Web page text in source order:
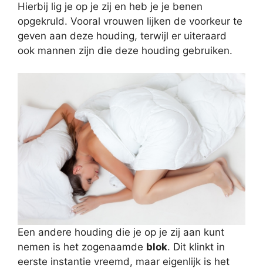
Hierbij lig je op je zij en heb je je benen
opgekruld. Vooral vrouwen lijken de voorkeur te
geven aan deze houding, terwijl er uiteraard
ook mannen zijn die deze houding gebruiken.
Een andere houding die je op je zij aan kunt
nemen is het zogenaamde blok. Dit klinkt in
eerste instantie vreemd, maar eigenlijk is het